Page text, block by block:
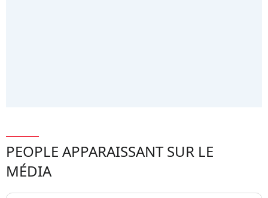
PEOPLE APPARAISSANT SUR LE
MÉDIA